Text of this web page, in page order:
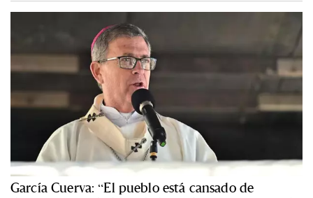
García Cuerva: “El pueblo está cansado de